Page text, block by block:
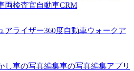
両検査官自動車CRM
アライザー360度自動車ウォークア
し車の写真編集車の写真編集アプリ